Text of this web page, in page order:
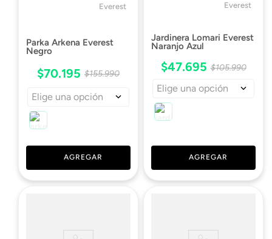
Everest
Parka Arkena Everest
Negro
$70.195 $155.990
Elige una opción
AGREGAR
Everest
Jardinera Lomari Everest
Naranjo Azul
$47.695 $105.990
Elige una opción
AGREGAR